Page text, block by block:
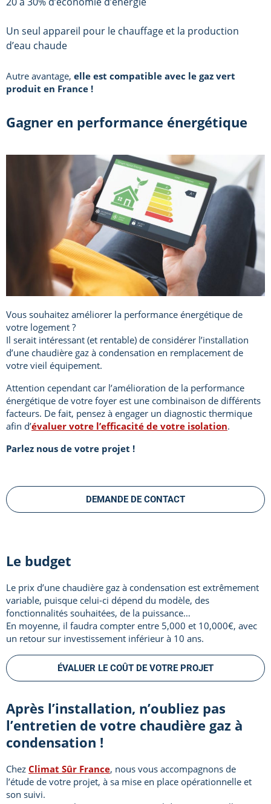
Un seul appareil pour le chauffage et la production
d’eau chaude
Autre avantage, elle est compatible avec le gaz vert
produit en France !
Gagner en performance énergétique
Vous souhaitez améliorer la performance énergétique de
votre logement ?
Il serait intéressant (et rentable) de considérer l’installation
d’une chaudière gaz à condensation en remplacement de
votre vieil équipement.
Attention cependant car l’amélioration de la performance
énergétique de votre foyer est une combinaison de différents
facteurs. De fait, pensez à engager un diagnostic thermique
afin d’évaluer votre l’efficacité de votre isolation.
Parlez nous de votre projet !
DEMANDE DE CONTACT
Le budget
Le prix d’une chaudière gaz à condensation est extrêmement
variable, puisque celui-ci dépend du modèle, des
fonctionnalités souhaitées, de la puissance…
En moyenne, il faudra compter entre 5,000 et 10,000€, avec
un retour sur investissement inférieur à 10 ans.
ÉVALUER LE COÛT DE VOTRE PROJET
Après l’installation, n’oubliez pas
l’entretien de votre chaudière gaz à
condensation !
Chez Climat Sûr France, nous vous accompagnons de
l’étude de votre projet, à sa mise en place opérationnelle et
son suivi.